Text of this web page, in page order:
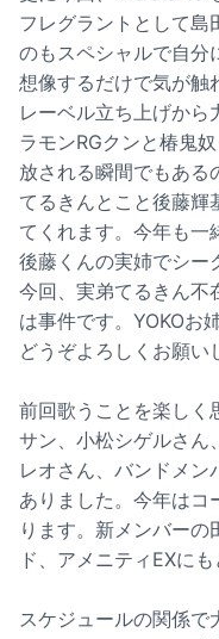
フレグラントとして島
のもスペシャルで自分
想像するだけで気が触
レーベル立ち上げから
ラモンRGクンと椿鬼
放される瞬間でもある
てるきんとこと後藤輝
てくれます。今年も一
後藤くんの実姉でシー
今回、実弟てるきん不
は事件です。YOKOお
どうぞよろしくお願い
前回歌うことを楽しく
サン、小松シゲルさん
レオさん、バンドメン
ありました。今年はコ
ります。新メンバー
ド、アメニティEXに
スケジュールの関係で